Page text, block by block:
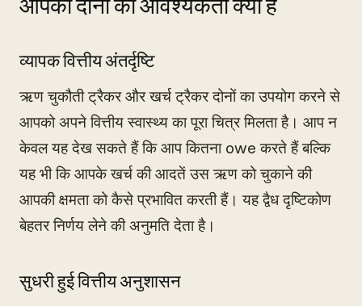
आपको दोनों की आवश्यकता क्यों है
व्यापक वित्तीय अंतर्दृष्टि
ऋण चुकौती ट्रैकर और खर्च ट्रैकर दोनों का उपयोग करने से
आपको अपने वित्तीय स्वास्थ्य का पूरा चित्र मिलता है। आप न
केवल यह देख सकते हैं कि आप कितना owe करते हैं बल्कि
यह भी कि आपके खर्च की आदतें उस ऋण को चुकाने की
आपकी क्षमता को कैसे प्रभावित करती हैं। यह द्वैध दृष्टिकोण
बेहतर निर्णय लेने की अनुमति देता है।
सुधरी हुई वित्तीय अनुशासन